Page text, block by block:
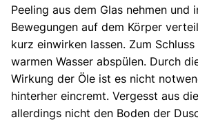
Peeling aus dem Glas nehmen und
Bewegungen auf dem Körper
kurz einwirken lassen. Zum
warmen Wasser abspülen. Durch
Wirkung der Öle ist es nicht
hinterher eincremt. Vergesst aus
allerdings nicht den Boden der